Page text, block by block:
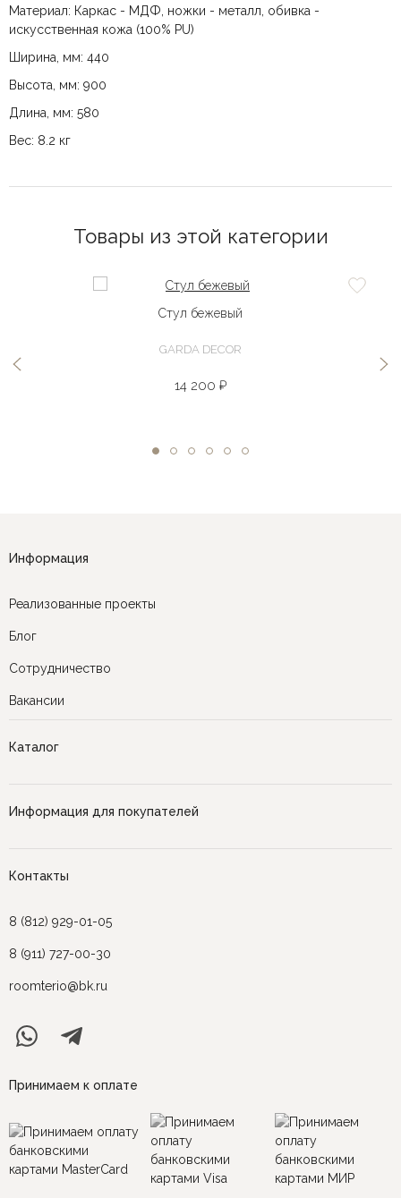
Материал: Каркас - МДФ, ножки - металл, обивка -
искусственная кожа (100% PU)
Ширина, мм: 440
Высота, мм: 900
Длина, мм: 580
Вес: 8.2 кг
Товары из этой категории
Стул бежевый
GARDA DECOR
14 200 ₽
Информация
Реализованные проекты
Блог
Сотрудничество
Вакансии
Каталог
Информация для покупателей
Контакты
8 (812) 929-01-05
8 (911) 727-00-30
roomterio@bk.ru
Принимаем к оплате